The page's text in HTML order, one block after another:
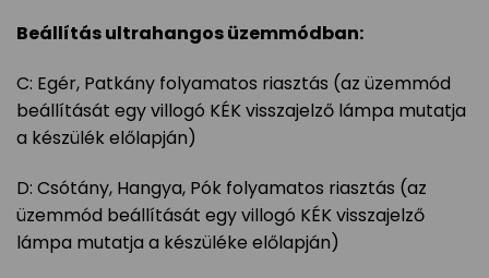
Beállítás ultrahangos üzemmódban:
C: Egér, Patkány folyamatos riasztás (az üzemmód
beállítását egy villogó KÉK visszajelző lámpa mutatja
a készülék előlapján)
D: Csótány, Hangya, Pók folyamatos riasztás (az
üzemmód beállítását egy villogó KÉK visszajelző
lámpa mutatja a készüléke előlapján)